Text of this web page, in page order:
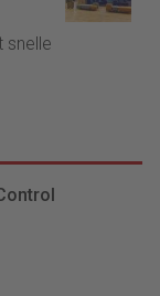
snelle